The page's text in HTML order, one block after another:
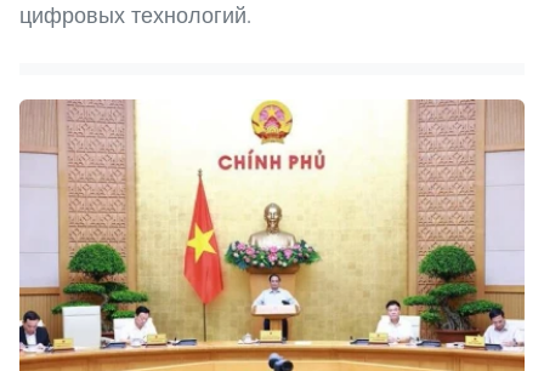
цифровых технологий.